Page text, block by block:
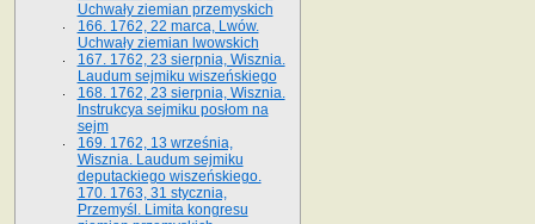
Uchwały ziemian przemyskich
166. 1762, 22 marca, Lwów.
Uchwały ziemian lwowskich
167. 1762, 23 sierpnia, Wisznia.
Laudum sejmiku wiszeńskiego
168. 1762, 23 sierpnia, Wisznia.
Instrukcya sejmiku posłom na
sejm
169. 1762, 13 września,
Wisznia. Laudum sejmiku
deputackiego wiszeńskiego.
170. 1763, 31 stycznia,
Przemyśl. Limita kongresu